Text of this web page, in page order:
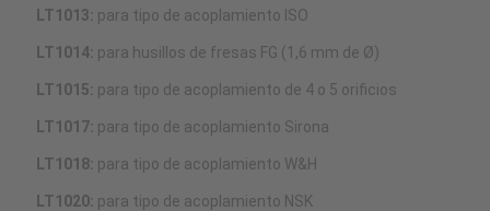
LT1013: para tipo de acoplamiento ISO
LT1014: para husillos de fresas FG (1,6 mm de Ø)
LT1015: para tipo de acoplamiento de 4 o 5 orificios
LT1017: para tipo de acoplamiento Sirona
LT1018: para tipo de acoplamiento W&H
LT1020: para tipo de acoplamiento NSK